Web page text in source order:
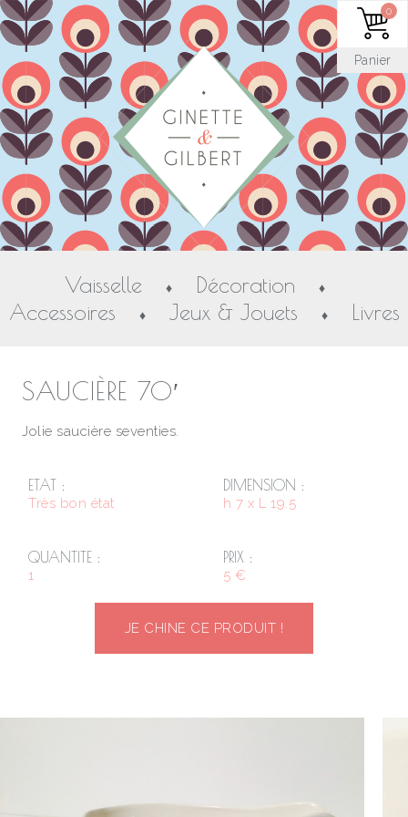
Vaisselle ♦ Décoration ♦
Accessoires ♦ Jeux & Jouets ♦ Livres
SAUCIÈRE 70′
Jolie saucière seventies.
ETAT :
Très bon état
DIMENSION :
h 7 x L 19.5
QUANTITE :
1
PRIX :
5 €
JE CHINE CE PRODUIT !
Panier
0